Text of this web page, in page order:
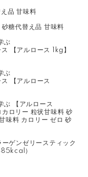
品 甘味料
糖代替え品 甘味料
ぶ
【アルロース 1kg】
ぶ
【アルロース
ぶ 【アルロース
ロリー 粒状甘味料 砂
味料 カロリー ゼロ 砂
ゲンゼリースティック
）